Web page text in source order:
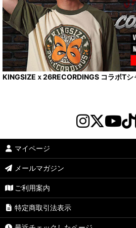
KINGSIZEｘ26RECORDINGS コラボT
マイページ
メールマガジン
ご利用案内
特定商取引法表示